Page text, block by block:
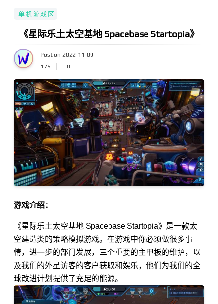
单机游戏区
《星际乐土太空基地 Spacebase Startopia》
Post on 2022-11-09
175
0
游戏介绍：
《星际乐土太空基地 Spacebase Startopia》是一款太
空建造类的策略模拟游戏。在游戏中你必须做很多事
情，进一步的部门发展，三个重要的主甲板的维护，以
及我们的外星访客的客户获取和娱乐，他们为我们的全
球改进计划提供了充足的能源。